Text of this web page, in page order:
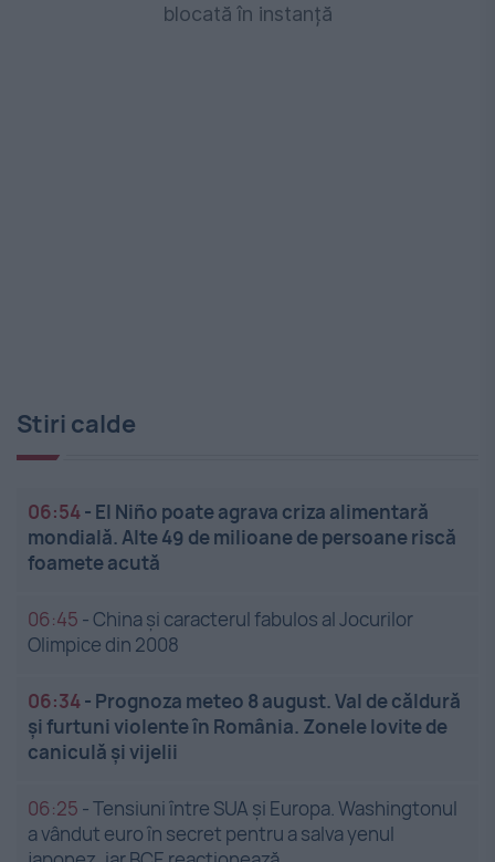
blocată în instanță
Stiri calde
06:54- El Niño poate agrava criza alimentară
mondială. Alte 49 de milioane de persoane riscă
foamete acută
06:45 -China și caracterul fabulos al Jocurilor
Olimpice din 2008
06:34- Prognoza meteo 8 august. Val de căldură
și furtuni violente în România. Zonele lovite de
caniculă și vijelii
06:25 -Tensiuni între SUA și Europa. Washingtonul
a vândut euro în secret pentru a salva yenul